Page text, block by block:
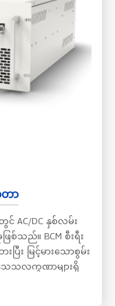
တာ
င် AC/DC နှစ်လမ်း
ြစ်သည်။ BCM စီးရီး
း မြင့်မားသောစွမ်း
ေသလက္ခဏာများရှိ
းပြုခြင်းသည် တပ်
ြေမှုကို သိသိသာသာ